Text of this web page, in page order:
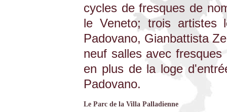
cycles de fresques de
le Veneto; trois artistes
Padovano, Gianbattista
neuf salles avec
en plus de la loge
Padovano.
Le Parc de la Villa Palladienne